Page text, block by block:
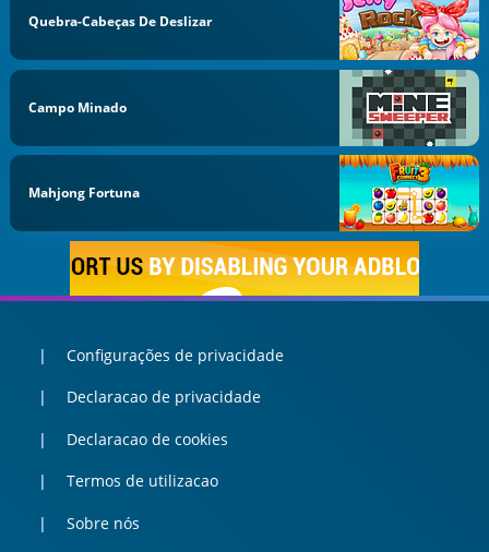
Quebra-Cabeças De Deslizar
Campo Minado
Mahjong Fortuna
Configurações de privacidade
Declaracao de privacidade
Declaracao de cookies
Termos de utilizacao
Sobre nós